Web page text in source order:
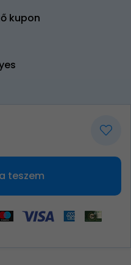
kupon
teszem